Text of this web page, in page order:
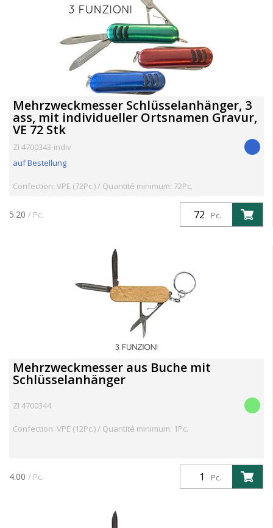
Mehrzweckmesser Schlüsselanhänger, 3
ass, mit individueller Ortsnamen Gravur,
VE 72 Stk
ZI 4700343-indiv
auf Bestellung
Confection: VPE (72Pc.) / Quantité minimum: 72Pc.
Pc.
5.20 / Pc.
Mehrzweckmesser aus Buche mit
Schlüsselanhänger
ZI 4700344
Confection: VPE (12Pc.) / Quantité minimum: 1Pc.
Pc.
4.00 / Pc.